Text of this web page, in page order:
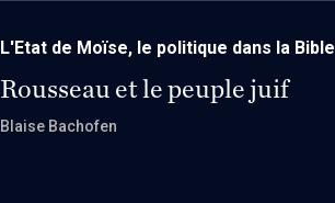
L'Etat de Moïse, le politique dans la Bible
Rousseau et le peuple juif
Blaise Bachofen